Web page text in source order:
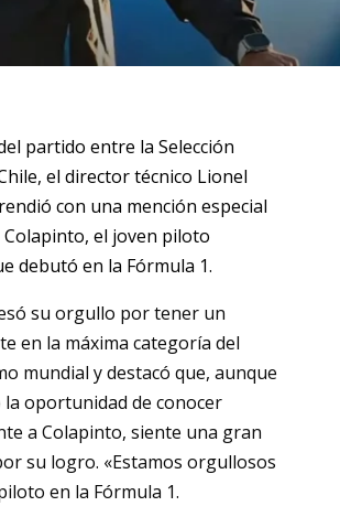
partido entre la Selección
el director técnico Lionel
con una mención especial
Colapinto, el joven piloto
debutó en la Fórmula 1.
su orgullo por tener un
en la máxima categoría del
mundial y destacó que, aunque
oportunidad de conocer
a Colapinto, siente una gran
su logro. «Estamos orgullosos
en la Fórmula 1.